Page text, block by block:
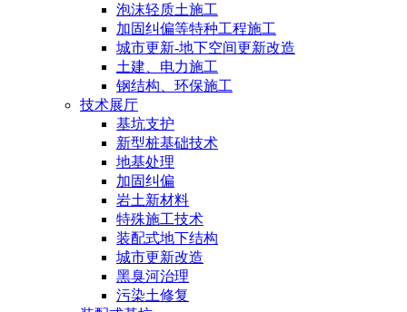
泡沫轻质土施工
加固纠偏等特种工程施工
城市更新-地下空间更新改造
土建、电力施工
钢结构、环保施工
技术展厅
基坑支护
新型桩基础技术
地基处理
加固纠偏
岩土新材料
特殊施工技术
装配式地下结构
城市更新改造
黑臭河治理
污染土修复